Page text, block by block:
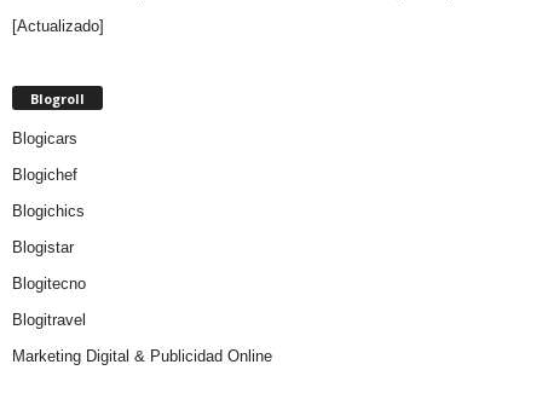
[Actualizado]
Blogroll
Blogicars
Blogichef
Blogichics
Blogistar
Blogitecno
Blogitravel
Marketing Digital & Publicidad Online